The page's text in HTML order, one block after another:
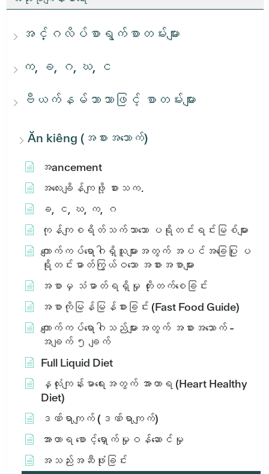
အင်္ဂလိပ်စာရွက်စာတမ်းများ
က, ခ, ဂ, ဃ, င
ဗီယက်နမ်ဘာသာဖြင့် စာတမ်းများ
Ăn kiêng (အစားအသောက်)
အ​ancement
အ​လေး​ချိန်​ကျ​ဖို့​ စား​သ​က​.
ခ, င, ဃ, က, ဂ
ကုန်ကျစရိတ်သက်သာသော ပရိုတင်းရင်းမြစ်များ
ကျောက်ကပ်ရောဂါရှိသူများအတွက် အပင်အခြေပြု ပ
ရိုတင်းဓာတ်ကြွယ်ဝသော အစားအစာများ
အစာမှ သံဓာတ်ရရှိမှု တိုးတက်စေခြင်း
အစာကိုမြန်မြန်စားခြင်း (Fast Food Guide)
ကျောက်ကပ်ရောဂါသည်များအတွက် အစားအသောက် -
အချက် ၅ ချက်
Full Liquid Diet
နှလုံးကျန်းမာရေးအတွက် အာဟာရ (Heart Healthy
Diet)
ဒဏ်ရာကျက် (ဒဏ်ရာကျက်)
အာဟာရ စောင့်ရှောက်မှုဝန်ဆောင်မှု
အသည်းအဆီဖုံးခြင်း